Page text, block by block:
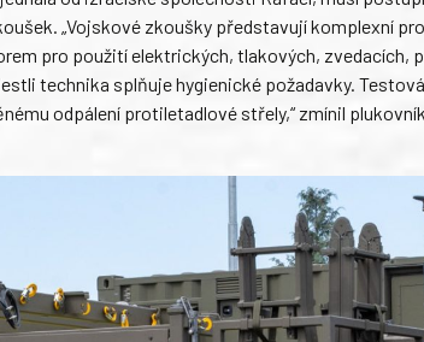
„Vojskové zkoušky představují komplexní
pro použití elektrických, tlakových, zvedacích,
technika splňuje hygienické požadavky.
odpálení protiletadlové střely,“ zmínil